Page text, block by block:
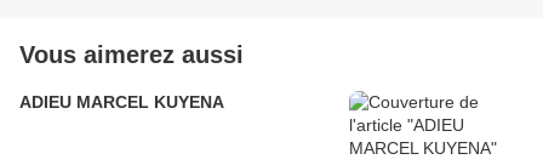
Vous aimerez aussi
ADIEU MARCEL KUYENA